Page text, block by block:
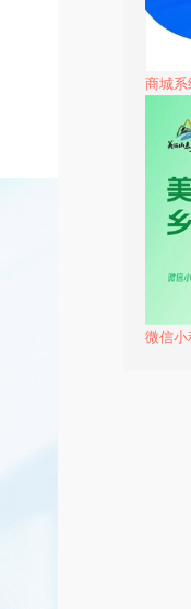
商城
微信